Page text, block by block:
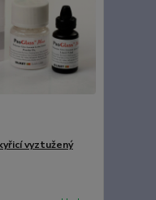
vyztužený